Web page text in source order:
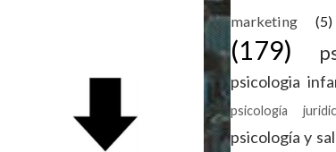
marketing (5)
(179)
psicologia
psicología
psicología y